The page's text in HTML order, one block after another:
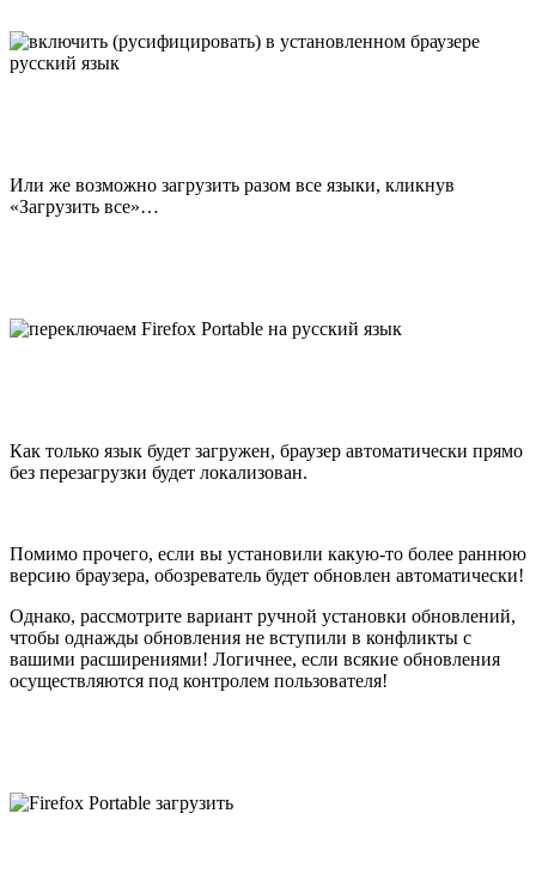
Или же возможно загрузить разом все языки, кликнув
«Загрузить все»…
Как только язык будет загружен, браузер автоматически прямо
без перезагрузки будет локализован.
Помимо прочего, если вы установили какую-то более раннюю
версию браузера, обозреватель будет обновлен автоматически!
Однако, рассмотрите вариант ручной установки обновлений,
чтобы однажды обновления не вступили в конфликты с
вашими расширениями! Логичнее, если всякие обновления
осуществляются под контролем пользователя!